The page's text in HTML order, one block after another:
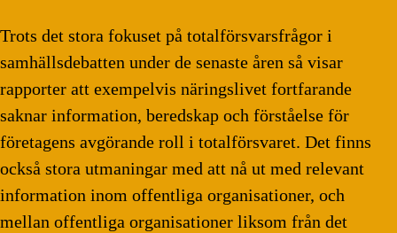
Trots det stora fokuset på totalförsvarsfrågor i
samhällsdebatten under de senaste åren så visar
rapporter att exempelvis näringslivet fortfarande
saknar information, beredskap och förståelse för
företagens avgörande roll i totalförsvaret. Det finns
också stora utmaningar med att nå ut med relevant
information inom offentliga organisationer, och
mellan offentliga organisationer liksom från det